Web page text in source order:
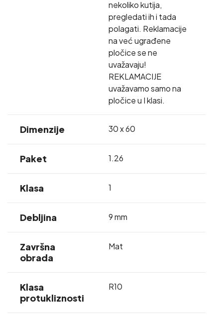
nekoliko kutija,
pregledati ih i tada
polagati. Reklamacije
na već ugrađene
pločice se ne
uvažavaju!
REKLAMACIJE
uvažavamo samo na
pločice u I klasi.
Dimenzije 30 x 60
Paket 1.26
Klasa 1
Debljina 9 mm
Završna
obrada
Mat
Klasa
protukliznosti
R10